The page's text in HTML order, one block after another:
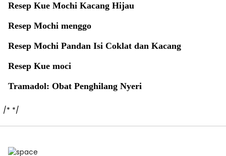
Resep Kue Mochi Kacang Hijau
Resep Mochi menggo
Resep Mochi Pandan Isi Coklat dan Kacang
Resep Kue moci
Tramadol: Obat Penghilang Nyeri
/* */